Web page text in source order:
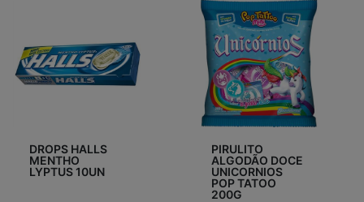
DROPS HALLS
MENTHO
LYPTUS 10UN
PIRULITO
ALGODÃO DOCE
UNICORNIOS
POP TATOO
200G